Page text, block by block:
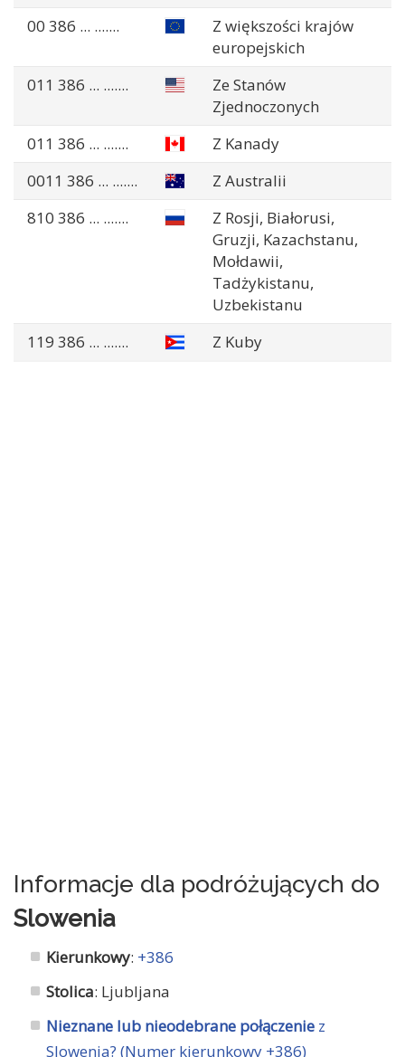
00 386 ... .......
Z większości krajów
europejskich
011 386 ... .......
Ze Stanów
Zjednoczonych
011 386 ... .......
Z Kanady
0011 386 ... .......
Z Australii
810 386 ... .......
Z Rosji, Białorusi,
Gruzji, Kazachstanu,
Mołdawii,
Tadżykistanu,
Uzbekistanu
119 386 ... ....... Z Kuby
Informacje dla podróżujących do
Slowenia
Kierunkowy: +386
Stolica: Ljubljana
Nieznane lub nieodebrane połączenie z
Slowenia? (Numer kierunkowy +386)